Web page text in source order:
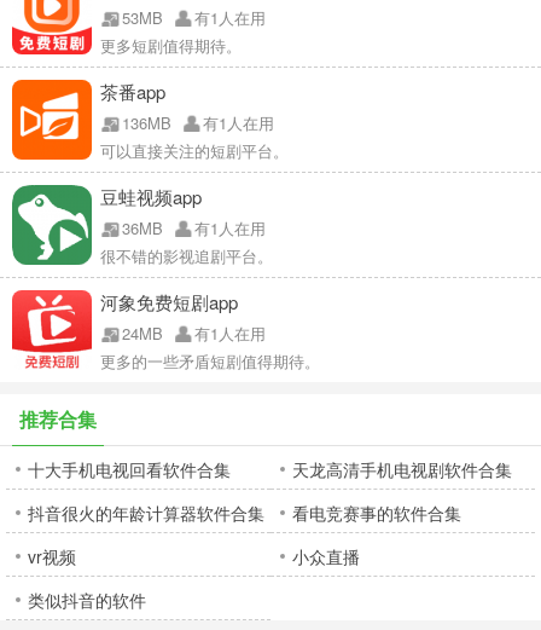
53MB
有1人在用
更多短剧值得期待。
茶番app
136MB
有1人在用
可以直接关注的短剧平台。
豆蛙视频app
36MB
有1人在用
很不错的影视追剧平台。
河象免费短剧app
24MB
有1人在用
更多的一些矛盾短剧值得期待。
推荐合集
十大手机电视回看软件合集
天龙高清手机电视剧软件合集
抖音很火的年龄计算器软件合集
看电竞赛事的软件合集
vr视频
小众直播
类似抖音的软件